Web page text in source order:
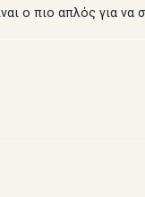
ο πιο απλός για να